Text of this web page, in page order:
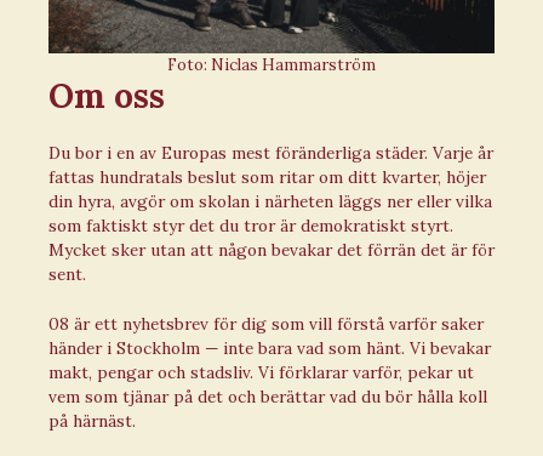
Foto: Niclas Hammarström
Om oss
Du bor i en av Europas mest föränderliga städer. Varje år
fattas hundratals beslut som ritar om ditt kvarter, höjer
din hyra, avgör om skolan i närheten läggs ner eller vilka
som faktiskt styr det du tror är demokratiskt styrt.
Mycket sker utan att någon bevakar det förrän det är för
sent.
08 är ett nyhetsbrev för dig som vill förstå varför saker
händer i Stockholm — inte bara vad som hänt. Vi bevakar
makt, pengar och stadsliv. Vi förklarar varför, pekar ut
vem som tjänar på det och berättar vad du bör hålla koll
på härnäst.